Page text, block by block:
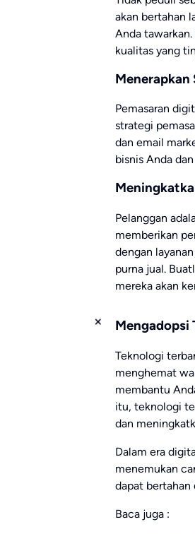
akan bertahan
Anda
kualitas yang
Pemasaran
strategi
dan email
bisnis Anda
Pelanggan
memberikan
dengan
purna jual.
mereka akan
Mengadopsi
Teknologi
menghemat
membantu
itu, teknologi
dan
Dalam era
menemukan
dapat
Baca juga :